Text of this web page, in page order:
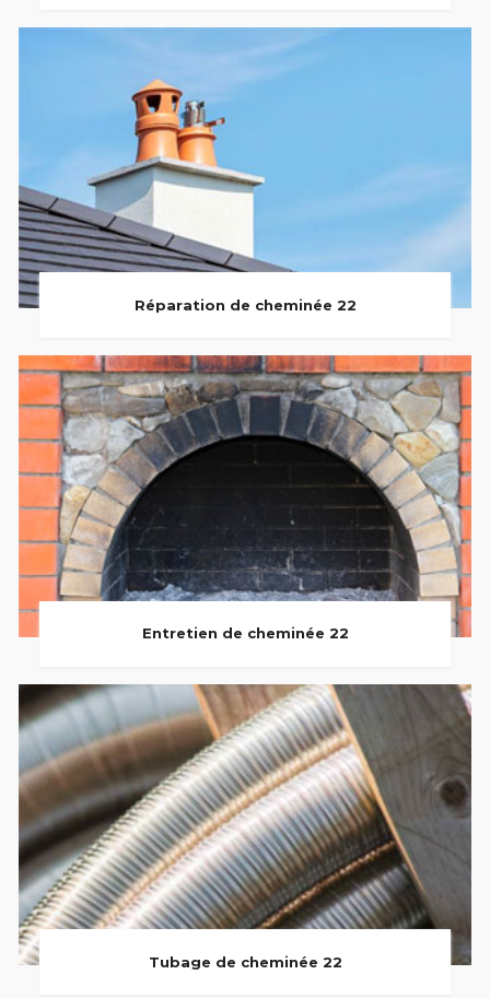
Réparation de cheminée 22
Entretien de cheminée 22
Tubage de cheminée 22